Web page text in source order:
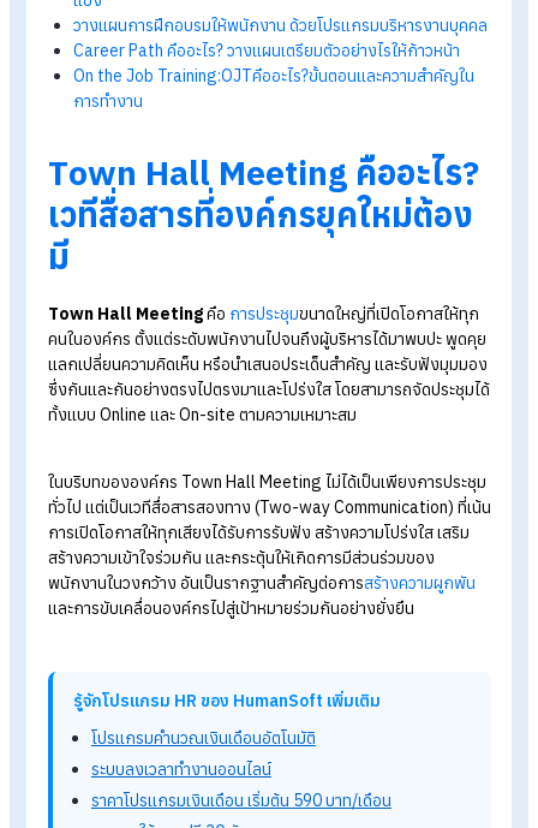
มาก"Town Hall Meeting"จึงมีบทบาทมากขึ้น
สิ่งนี้คืออะไร?มีความสำคัญอย่างไรกับองค์กร
บทความนี้มีคำตอบ
อ่านบทความที่เกี่ยวข้องเพิ่มเติม
Employee Engagement Survey คืออะไร? ทำยังไงให้ "เวิร์
วางแผนการฝึกอบรมให้พนักงาน ด้วยโปรแกรมบริหารงานบุ
Career Path คืออะไร? วางแผนเตรียมตัวอย่างไรให้ก้าวหน้า
On the Job Training:OJTคืออะไร?ขั้นตอนและความสำคัญใ
การทำงาน
Town Hall Meeting คืออะไร
เวทีสื่อสารที่องค์กรยุคใหม่ต้อ
มี
แลกเปลี่ยนความคิดเห็น หรือนำเสนอประเด็นสำคัญ และรับฟังมุม
ซึ่งกันและกันอย่างตรงไปตรงมาและโปร่งใส โดยสามารถจัดประชุ
ทั้งแบบ Online และ On-site ตามความเหมาะสม